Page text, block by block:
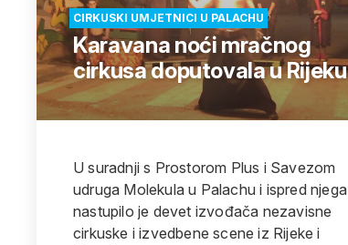
CIRKUSKI UMJETNICI U PALACHU
Karavana noći mračnog
cirkusa doputovala u Rijeku
U suradnji s Prostorom Plus i Savezom
udruga Molekula u Palachu i ispred njega
nastupilo je devet izvođača nezavisne
cirkuske i izvedbene scene iz Rijeke i